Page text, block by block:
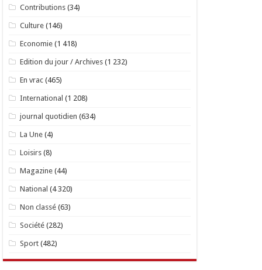
Contributions (34)
Culture (146)
Economie (1 418)
Edition du jour / Archives (1 232)
En vrac (465)
International (1 208)
journal quotidien (634)
La Une (4)
Loisirs (8)
Magazine (44)
National (4 320)
Non classé (63)
Société (282)
Sport (482)